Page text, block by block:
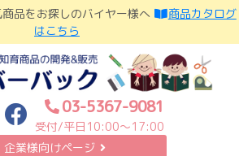
商品をお探しのバイヤー様へ
商品カタログ
はこちら
03-5367-9081
受付/平日10:00〜17:00
企業様向けページ